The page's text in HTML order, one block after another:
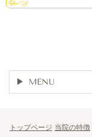
MENU
トップページ 当院の特徴